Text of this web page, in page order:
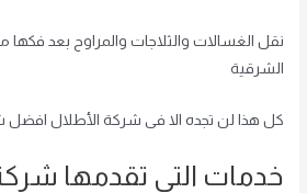
نقل الغسالات والثلاجات والمراوح بعد
الشرقية
كل هذا لن تجده الا فى شركة الأطلال افضل
خدمات التى تقدمها